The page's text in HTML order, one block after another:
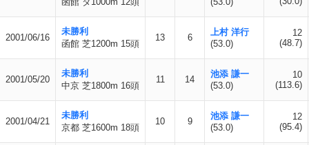
2001/06/16
未勝利
函館 芝1200m 15頭
13 6
上村 洋行
(53.0)
12
(48.7)
2001/05/20
未勝利
中京 芝1800m 16頭
11 14
池添 謙一
(53.0)
10
(113.6)
2001/04/21
未勝利
京都 芝1600m 18頭
10 9
池添 謙一
(53.0)
12
(95.4)